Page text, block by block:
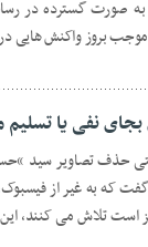
به صورت گسترده در
موجب بروز واکنش هایی
نفی یا
حذف تصاویر سید
که به غیر از
است تلاش می کنند،